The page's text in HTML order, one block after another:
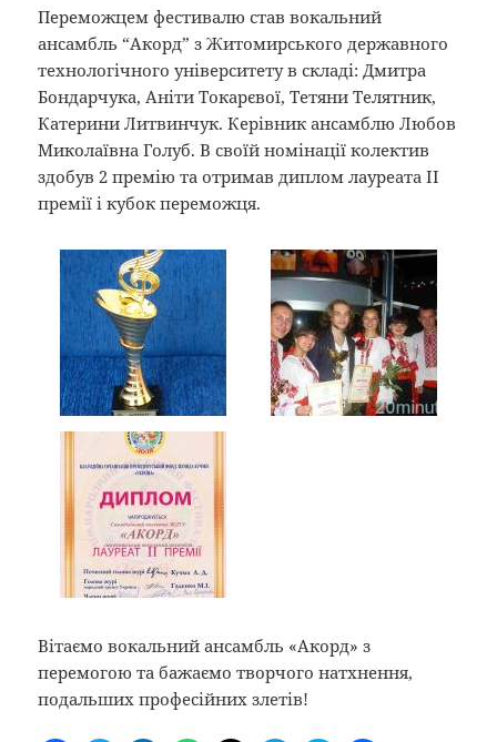
Переможцем фестивалю став вокальний
ансамбль “Акорд” з Житомирського державного
технологічного університету в складі: Дмитра
Бондарчука, Аніти Токарєвої, Тетяни Телятник,
Катерини Литвинчук. Керівник ансамблю Любов
Миколаївна Голуб. В своїй номінації колектив
здобув 2 премію та отримав диплом лауреата II
премії і кубок переможця.
Вітаємо вокальний ансамбль «Акорд» з
перемогою та бажаємо творчого натхнення,
подальших професійних злетів!